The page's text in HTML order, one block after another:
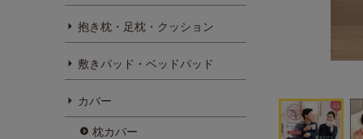
抱き枕・足枕・クッション
敷きパッド・ベッドパッド
カバー
枕カバー